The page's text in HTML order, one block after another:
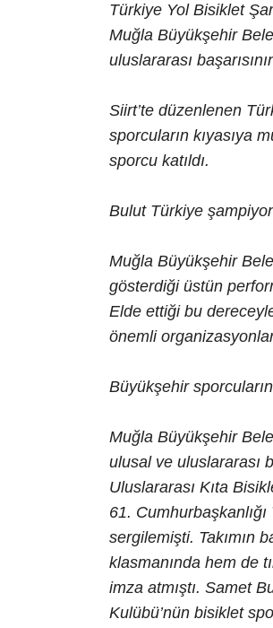
Türkiye Yol Bisiklet
Muğla Büyükşehir
uluslararası
Siirt’te düzenlenen
sporcuların kıyasıya
sporcu katıldı.
Bulut Türkiye
Muğla Büyükşehir
gösterdiği üstün
Elde ettiği bu
önemli
Büyükşehir
Muğla Büyükşehir
ulusal ve uluslararası
Uluslararası Kıta
61.
sergilemişti. Takımın
klasmanında hem de
imza atmıştı. Samet
Kulübü’nün bisiklet